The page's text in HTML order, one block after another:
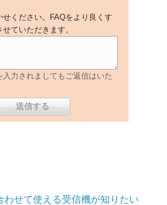
せください。FAQをより良くす
ていただきます。
入力されましてもご返信はいた
わせて使える受信機が知りたい